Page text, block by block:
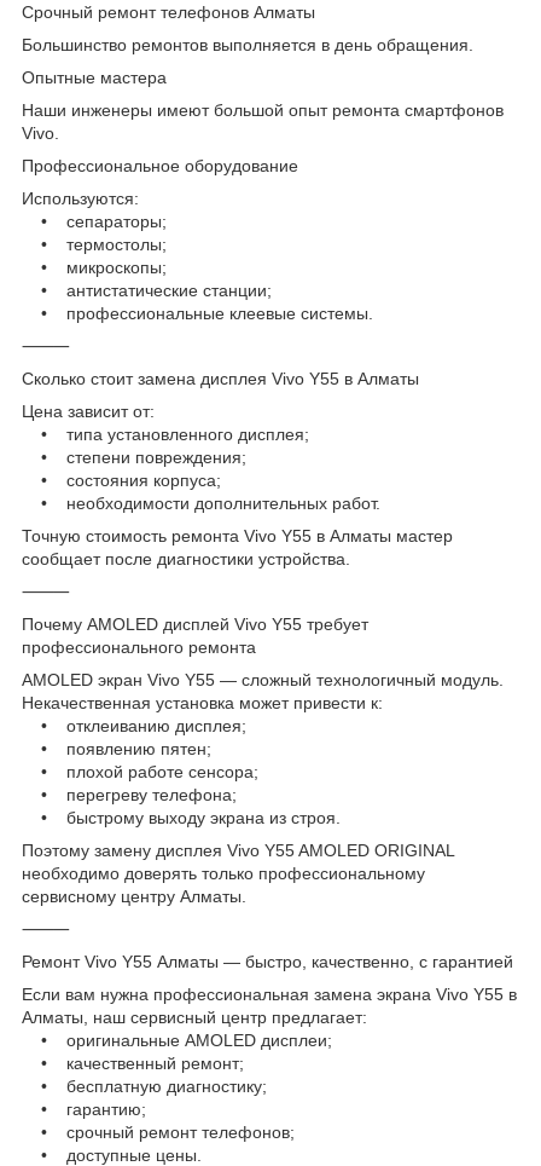
Срочный ремонт телефонов Алматы
Большинство ремонтов выполняется в день обращения.
Опытные мастера
Наши инженеры имеют большой опыт ремонта смартфонов
Vivo.
Профессиональное оборудование
Используются:
• сепараторы;
• термостолы;
• микроскопы;
• антистатические станции;
• профессиональные клеевые системы.
⸻
Сколько стоит замена дисплея Vivo Y55 в Алматы
Цена зависит от:
• типа установленного дисплея;
• степени повреждения;
• состояния корпуса;
• необходимости дополнительных работ.
Точную стоимость ремонта Vivo Y55 в Алматы мастер
сообщает после диагностики устройства.
⸻
Почему AMOLED дисплей Vivo Y55 требует
профессионального ремонта
AMOLED экран Vivo Y55 — сложный технологичный модуль.
Некачественная установка может привести к:
• отклеиванию дисплея;
• появлению пятен;
• плохой работе сенсора;
• перегреву телефона;
• быстрому выходу экрана из строя.
Поэтому замену дисплея Vivo Y55 AMOLED ORIGINAL
необходимо доверять только профессиональному
сервисному центру Алматы.
⸻
Ремонт Vivo Y55 Алматы — быстро, качественно, с гарантией
Если вам нужна профессиональная замена экрана Vivo Y55 в
Алматы, наш сервисный центр предлагает:
• оригинальные AMOLED дисплеи;
• качественный ремонт;
• бесплатную диагностику;
• гарантию;
• срочный ремонт телефонов;
• доступные цены.